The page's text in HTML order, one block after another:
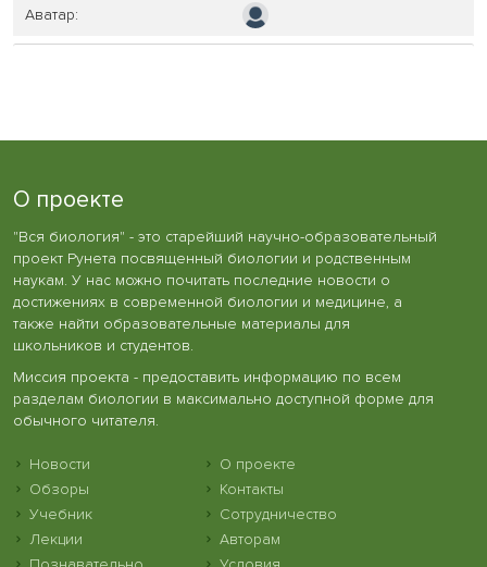
Аватар:
О проекте
"Вся биология" - это старейший научно-образовательный
проект Рунета посвященный биологии и родственным
наукам. У нас можно почитать последние новости о
достижениях в современной биологии и медицине, а
также найти образовательные материалы для
школьников и студентов.
Миссия проекта - предоставить информацию по всем
разделам биологии в максимально доступной форме для
обычного читателя.
Новости
Обзоры
Учебник
Лекции
О проекте
Контакты
Сотрудничество
Авторам